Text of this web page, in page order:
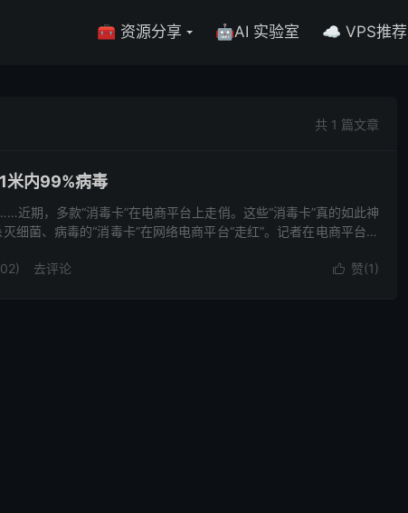
🧰 资源分享 🤖AI 实验室 ☁️ VPS推荐
共 1 篇文章
米内99%病毒
期，多款“消毒卡”在电商平台上走俏。这些“消毒卡”真的如此神
细菌、病毒的“消毒卡”在网络电商平台“走红”。记者在电商平台找
 赞(1)
去评论